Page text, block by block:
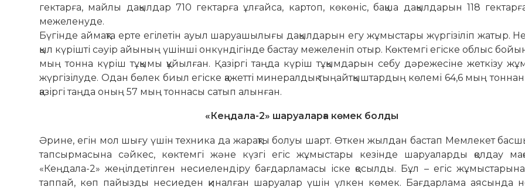
гектарға, майлы дақылдар 710 гектарға ұлғайса, кар­топ, көкөніс, бақша дақылдарын 118
межеленуде.
Бүгінде аймақта ерте егілетін ауыл шаруашылығы дақылдарын егу жұ­мыстары жүргізіліп жатыр.
қыл күрішті сәуір айының үшінші онкүн­дігінде бастау межеленіп отыр. Көктемгі егіске облыс
мың тонна күріш тұқымы құйылған. Қазіргі таңда күріш тұқымдарын себу дәрежесіне жеткізу
жүргізілуде. Одан бөлек биыл егіске қажетті минералдық тыңайтқыштардың көлемі 64,6 мың
қазіргі таңда оның 57 мың тоннасы сатып алынған.
«Кеңдала-2» шаруаларға көмек болды
Әрине, егін мол шығу үшін техника да жарақты болуы шарт. Өткен жылдан бастап Мемлекет
тап­сырмасына сәйкес, көктемгі және күзгі егіс жұмыстары кезінде шаруаларды қолдау
«Кеңдала-2» жеңіл­детілген несиелендіру бағдарламасы іске қосылды. Бұл – егіс жұмыстарына
таппай, көп пайызды несиеден қиналған шаруалар үшін үлкен кө­мек. Бағдарлама аясында